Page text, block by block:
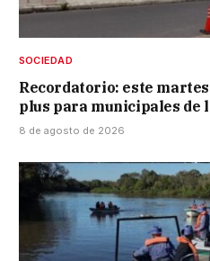
SOCIEDAD
Recordatorio: este
plus para municipales de
8 de agosto de 2026